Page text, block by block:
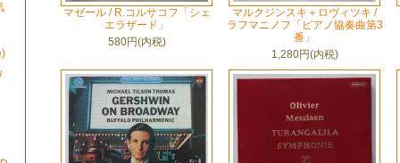
マゼール / R.コルサコフ「シェ
エラザード」
580円(内税)
マルクジンスキ＋ロヴィツキ /
ラフマニノフ「ピアノ協奏曲第3
番」
1,280円(内税)